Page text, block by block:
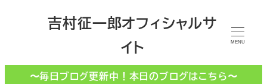
コ
吉村征一郎オフィシャルサ
イト
MENU
〜毎日ブログ更新中！本日のブログはこちら〜